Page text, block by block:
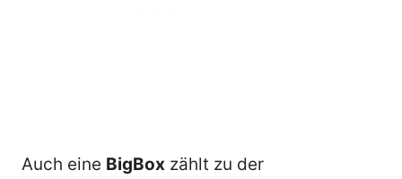
Auch eine BigBox zählt zu der